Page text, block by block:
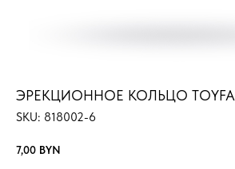
ЭРЕКЦИОННОЕ КОЛЬЦО TOYFA
SKU: 818002-6
7,00 BYN